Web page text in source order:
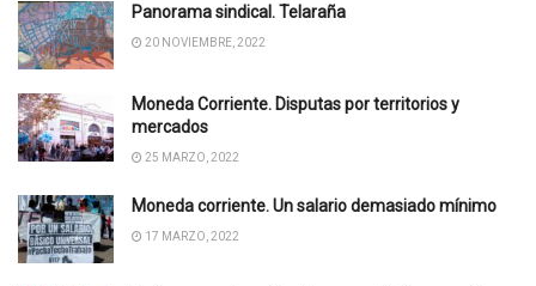
Panorama sindical. Telaraña
20 NOVIEMBRE, 2022
Moneda Corriente. Disputas por territorios y
mercados
25 MARZO, 2022
Moneda corriente. Un salario demasiado mínimo
17 MARZO, 2022